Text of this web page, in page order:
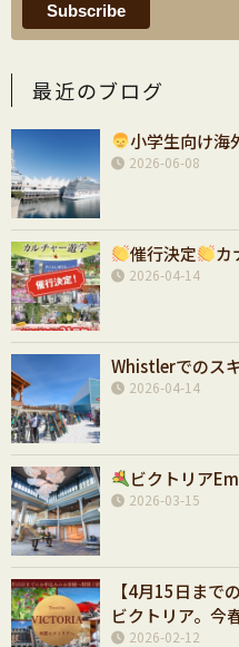
最近のブログ
小学生向け海
2026-06-08
催行決定 カ
2026-04-14
Whistlerでのス
2026-04-14
ビクトリア
2026-03-15
【4月15日まで
ビクトリア。今
2026-02-12